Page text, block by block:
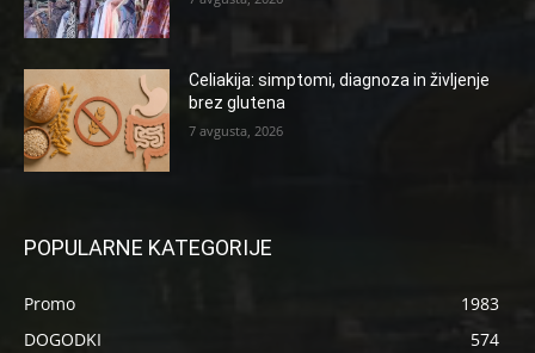
Celiakija: simptomi, diagnoza in življenje
brez glutena
7 avgusta, 2026
POPULARNE KATEGORIJE
Promo
1983
DOGODKI
574